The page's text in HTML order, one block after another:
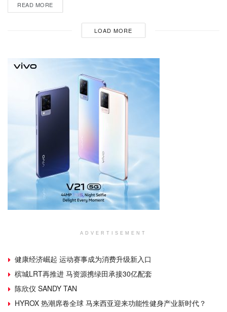
READ MORE
LOAD MORE
ADVERTISEMENT
健康经济崛起 运动赛事成为消费升级新入口
槟城LRT再推进 马资源携绿田承接30亿配套
陈欣仪 SANDY TAN
HYROX 热潮席卷全球 马来西亚迎来功能性健身产业新时代？